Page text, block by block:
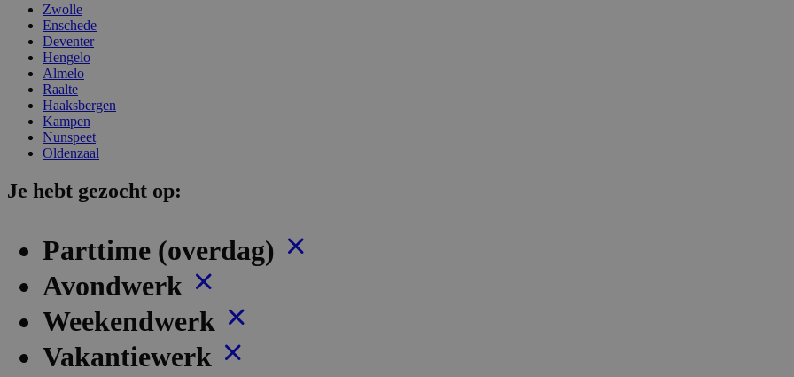
Zwolle
Enschede
Deventer
Hengelo
Almelo
Raalte
Haaksbergen
Kampen
Nunspeet
Oldenzaal
Je hebt gezocht op:
Parttime (overdag)
Avondwerk
Weekendwerk
Vakantiewerk